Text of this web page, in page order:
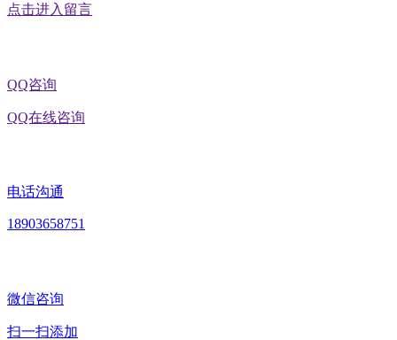
点击进入留言
QQ咨询
QQ在线咨询
电话沟通
18903658751
微信咨询
扫一扫添加